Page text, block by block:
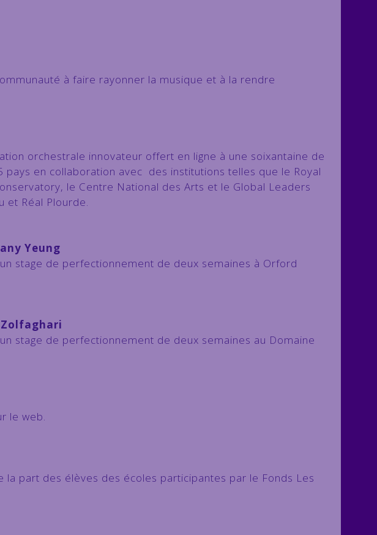
à faire rayonner la musique et à la rendre
orchestrale innovateur offert en ligne à une soixantaine de
en collaboration avec des institutions telles que le Royal
le Centre National des Arts et le Global Leaders
et Réal Plourde.
Yeung
stage de perfectionnement de deux semaines à Orford
stage de perfectionnement de deux semaines au Domaine
le web.
part des élèves des écoles participantes par le Fonds Les